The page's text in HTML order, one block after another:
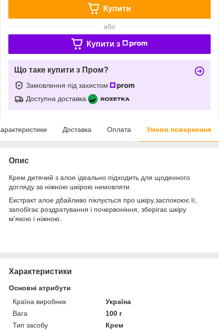
Купити
або
Купити з
Що таке купити з Пром?
Замовлення під захистом
Доступна доставка
Доставка Оплата Умови повернення
Опис
Крем дитячий з алое ідеально підходить для щоденного
догляду за ніжною шкірою немовляти.
Екстракт алое дбайливо піклується про шкіру,заспокоює її,
запобігає роздратування і почервоніння, зберігає шкіру
м'якою і ніжною.
Характеристики
Основні атрибути
Країна виробник
Україна
Вага
100 г
Тип засобу
Крем